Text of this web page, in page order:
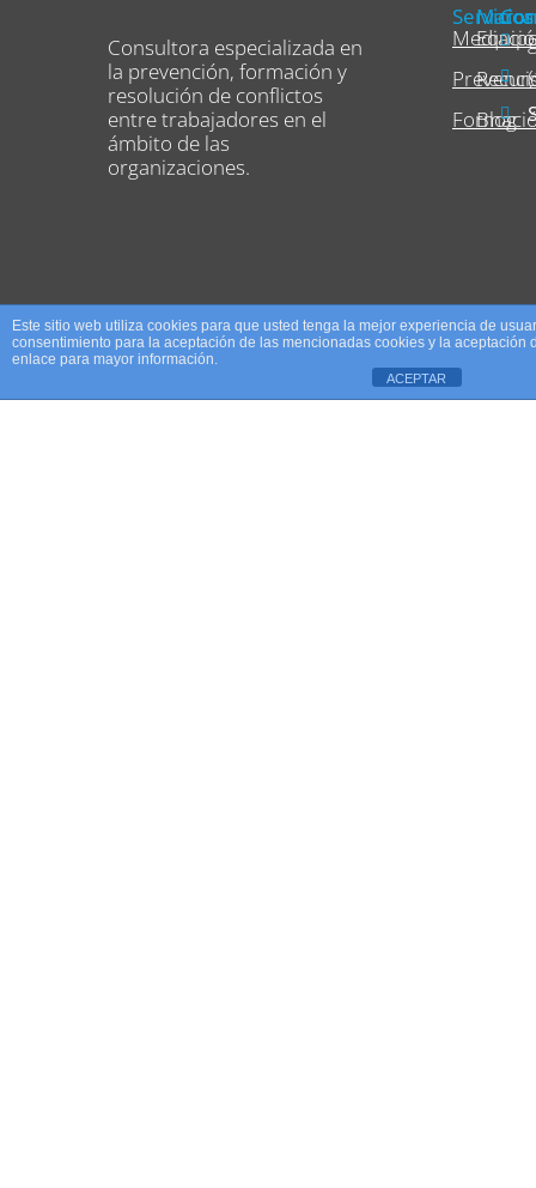
Consultora especializada en
la prevención, formación y
resolución de conflictos
entre trabajadores en el
ámbito de las
organizaciones.
Blog
Este sitio web utiliza cookies para que usted tenga la mejor experiencia de
consentimiento para la aceptación de las mencionadas cookies y la aceptación
enlace para mayor información.
ACEPTAR